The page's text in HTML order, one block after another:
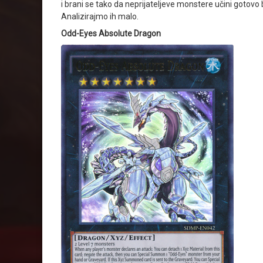
i brani se tako da neprijateljeve monstere učini gotovo
Analizirajmo ih malo.
Odd-Eyes Absolute Dragon